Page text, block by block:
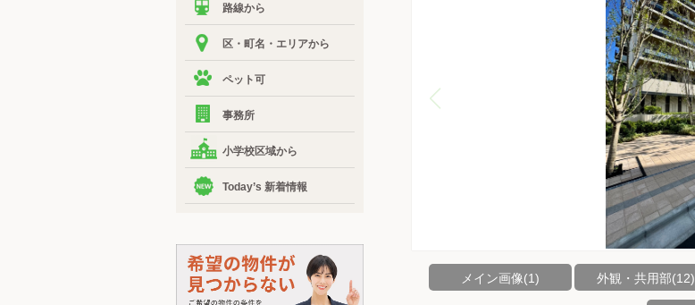
メイン画像(1) 外観・共用部(12)
路線から
区・町名・エリアから
ペット可
事務所
小学校区域から
Today’s 新着情報